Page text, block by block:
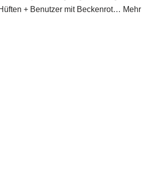
+ Benutzer mit Beckenrot… Mehr